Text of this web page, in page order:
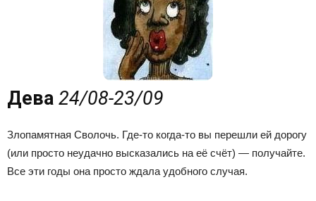
Дева 24/08-23/09
Злопамятная Сволочь. Где-то когда-то вы перешли ей дорогу
(или просто неудачно высказались на её счёт) — получайте.
Все эти годы она просто ждала удобного случая.